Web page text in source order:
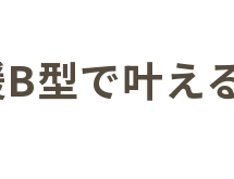
大阪
型で叶え